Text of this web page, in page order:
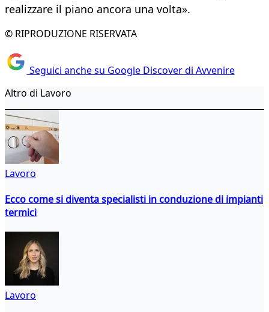
realizzare il piano ancora una volta».
© RIPRODUZIONE RISERVATA
Seguici anche su Google Discover di Avvenire
Altro di Lavoro
Lavoro
Ecco come si diventa specialisti in conduzione di impianti
termici
Lavoro